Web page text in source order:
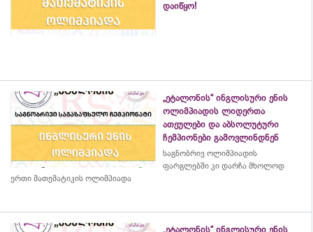
დაიწყო!
„ეტალონის“ ინგლისური ენის
ოლიმპიადის ლიდერთა
ათეულები და აბსოლუტური
ჩემპიონები გამოვლინდნენ
საგნობრივ ოლიმპიადის
ფარგლებში კი დარჩა მხოლოდ
ერთი მათემატიკის ოლიმპიადა
„ეტალონის“ ინგლისური ენის